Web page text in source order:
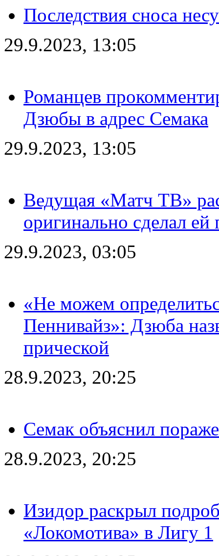
Последствия сноса
29.9.2023, 13:05
Романцев
Дзюбы в адрес Семака
29.9.2023, 13:05
Ведущая «Матч ТВ»
оригинально сделал ей
29.9.2023, 03:05
«Не можем
Пеннивайз»: Дзюба
прической
28.9.2023, 20:25
Семак объяснил
28.9.2023, 20:25
Изидор раскрыл
«Локомотива» в Лигу 1